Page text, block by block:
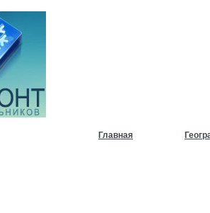
Главная